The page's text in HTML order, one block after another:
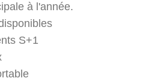
à l'année.
S+1